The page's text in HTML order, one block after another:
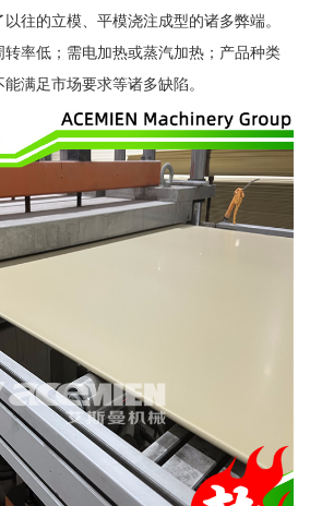
往的立模、平模浇注成型的诸多弊端。
率低；需电加热或蒸汽加热；产品种类
满足市场要求等诸多缺陷。